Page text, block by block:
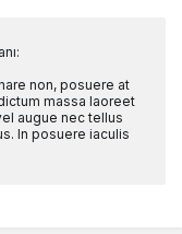
non, posuere at
massa laoreet
augue nec tellus
In posuere iaculis